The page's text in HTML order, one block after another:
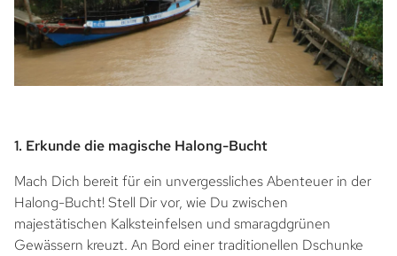
1. Erkunde die magische Halong-Bucht
Mach Dich bereit für ein unvergessliches Abenteuer in der
Halong-Bucht! Stell Dir vor, wie Du zwischen
majestätischen Kalksteinfelsen und smaragdgrünen
Gewässern kreuzt. An Bord einer traditionellen Dschunke